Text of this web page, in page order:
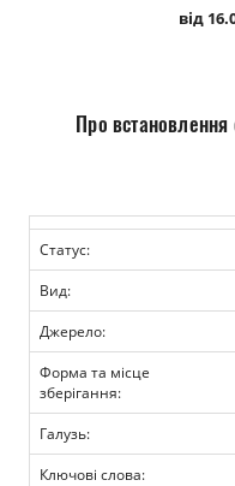
від
Про встановлення
Статус:
Вид:
Джерело:
Форма та місце
зберігання:
Галузь:
Ключові слова: